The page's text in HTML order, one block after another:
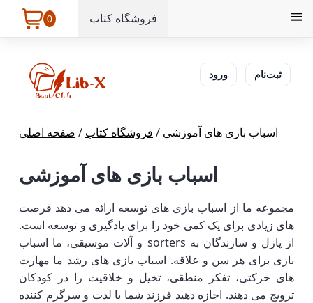
0 فروشگاه کتاب
ورود ثبت‌نام
صفحه اصلی / فروشگاه کتاب / اسباب بازی های آموزشی
اسباب بازی های آموزشی
مجموعه ما از اسباب بازی های توسعه ارائه می دهد فرصت
های زیادی برای یک کمی خود را برای یادگیری و توسعه است.
از پازل و سازندگان به sorters و آلات موسیقی، ما اسباب
بازی برای هر سن و علاقه. اسباب بازی های رشد ما مهارت
های حرکتی، تفکر منطقی، تخیل و خلاقیت را در کودکان
ترویج می دهند. اجازه دهید فرزند شما با لذت و سرگرم کننده